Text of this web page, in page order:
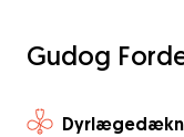
Gudog